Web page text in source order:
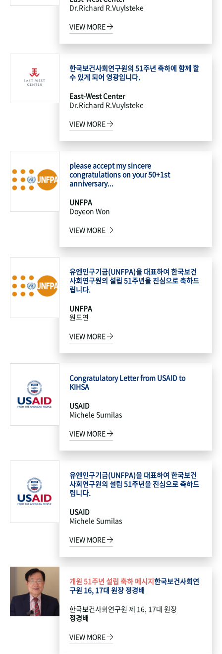
Dr.Richard R.Vuylsteke
VIEW MORE
한국보건사회연구원의 51주년 축하에 함께 할
수 있게 되어 영광입니다.
East-West Center
Dr.Richard R.Vuylsteke
VIEW MORE
please accept my sincere
congratulations on your 50+1st
anniversary...
UNFPA
Doyeon Won
VIEW MORE
유엔인구기금(UNFPA)을 대표하여 한국보건
사회연구원의 설립 51주년을 진심으로 축하드
립니다.
UNFPA
원도연
VIEW MORE
Congratulatory Letter from USAID to
KIHSA
USAID
Michele Sumilas
VIEW MORE
유엔인구기금(UNFPA)을 대표하여 한국보건
사회연구원의 설립 51주년을 진심으로 축하드
립니다.
USAID
Michele Sumilas
VIEW MORE
개원 51주년 설립 축하 메시지한국보건사회연
구원 16, 17대 원장 정경배
한국보건사회연구원 제 16, 17대 원장
정경배
VIEW MORE